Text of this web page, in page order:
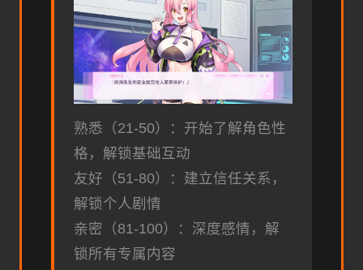
熟悉（21-50）：开始了解角色性
格，解锁基础互动
友好（51-80）：建立信任关系，
解锁个人剧情
亲密（81-100）：深度感情，解
锁所有专属内容